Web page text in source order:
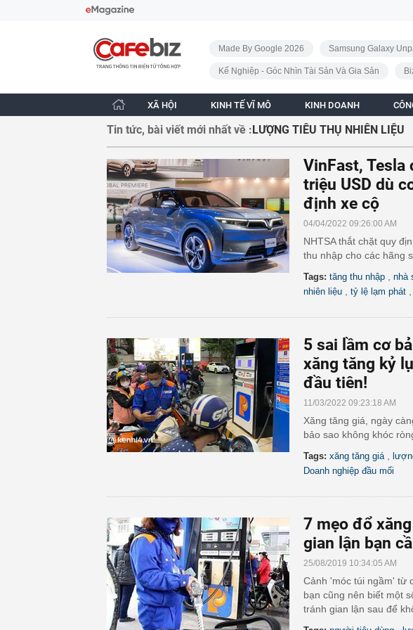
CafeBiz - Trang chủ
Made By Google 2026
Samsung Galaxy
Kế Nghiệp - Góc Nhìn Tài Sản Và Gia Sản
XÃ HỘI KINH TẾ VĨ MÔ KINH DOANH
Tin tức, bài viết mới nhất về :LƯỢNG TIÊU THỤ NHIÊN LIỆU
VinFast, Tesla
triệu USD dù
định xe cộ
04/04/2022 09:26:00 AM
NHTSA thắt chặt quy
thu nhập cho các hãng
Tags: tăng thu nhập nhà
nhiên liệu
tỷ lệ lạm phát
5 sai lầm cơ
xăng tăng kỷ
đầu tiên!
11/03/2022 09:23:18 AM
Xăng tăng giá, ngày
bảo sao không khóc
Tags: xăng tăng giá
Doanh nghiệp đầu mối
7 mẹo đổ
gian lận bạn
25/08/2019 10:34:05 AM
Cảnh 'móc túi ngầm' từ
bạn cũng nên biết một
tránh gian lận sau để